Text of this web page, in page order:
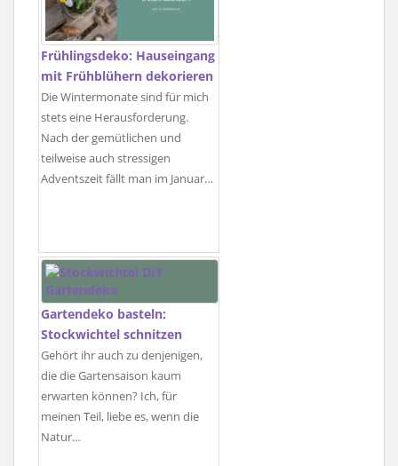
Frühlingsdeko: Hauseingang
mit Frühblühern dekorieren
Die Wintermonate sind für mich
stets eine Herausforderung.
Nach der gemütlichen und
teilweise auch stressigen
Adventszeit fällt man im Januar…
Gartendeko basteln:
Stockwichtel schnitzen
Gehört ihr auch zu denjenigen,
die die Gartensaison kaum
erwarten können? Ich, für
meinen Teil, liebe es, wenn die
Natur…